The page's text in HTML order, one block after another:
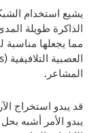
مما يجعلها مناسبة
المشاعر.
قد يبدو استخراج
يبدو الأمر أشبه